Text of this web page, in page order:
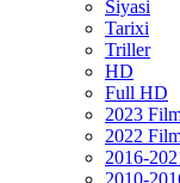
Siyasi
Tarixi
Triller
HD
Full HD
2023
2022
2016-
2010-